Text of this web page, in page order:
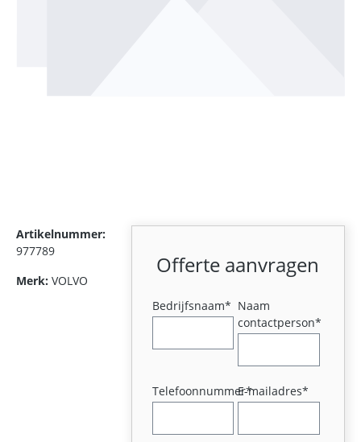
Artikelnummer:
977789
Merk: VOLVO
Offerte aanvragen
Bedrijfsnaam* Naam
contactperson*
Telefoonnummer*E-mailadres*